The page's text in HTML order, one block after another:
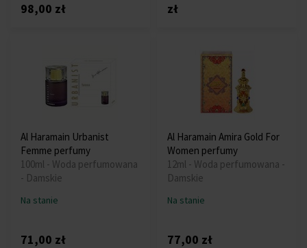
98,00 zł
zł
Al Haramain Urbanist
Femme perfumy
100ml - Woda perfumowana
- Damskie
Na stanie
71,00 zł
Al Haramain Amira Gold For
Women perfumy
12ml - Woda perfumowana -
Damskie
Na stanie
77,00 zł